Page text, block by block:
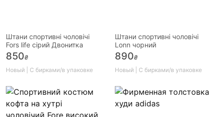
Штани спортивні чоловічі
Fors life сірий Двонитка
850₴
Новый | С бирками/в упаковке
Штани спортивні чоловічі
Lonn чорний
890₴
Новый | С бирками/в упаковке